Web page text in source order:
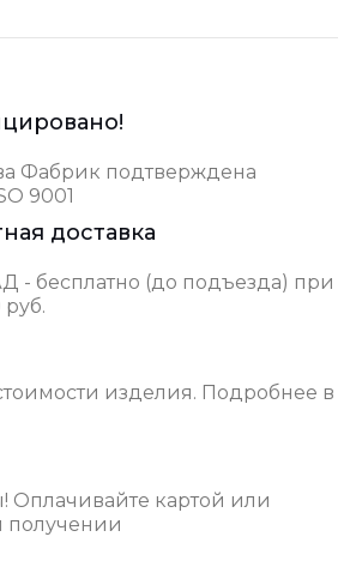
Фабрик подтверждена
9001
доставка
- бесплатно (до подъезда) при
руб.
изделия. Подробнее в
Оплачивайте картой или